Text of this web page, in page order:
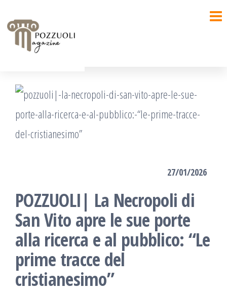
contenuto
27/01/2026
POZZUOLI| La Necropoli di
San Vito apre le sue porte
alla ricerca e al pubblico: “Le
prime tracce del
cristianesimo”